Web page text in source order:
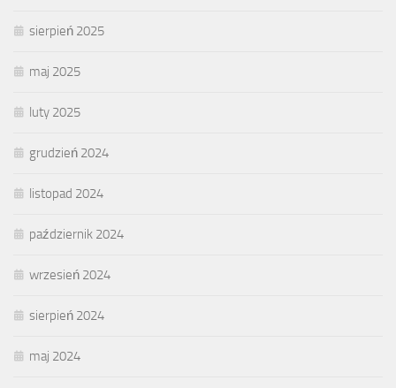
sierpień 2025
maj 2025
luty 2025
grudzień 2024
listopad 2024
październik 2024
wrzesień 2024
sierpień 2024
maj 2024